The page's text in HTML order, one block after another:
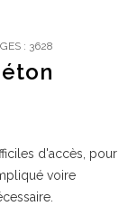
: 3628
d'accès, pour
voire